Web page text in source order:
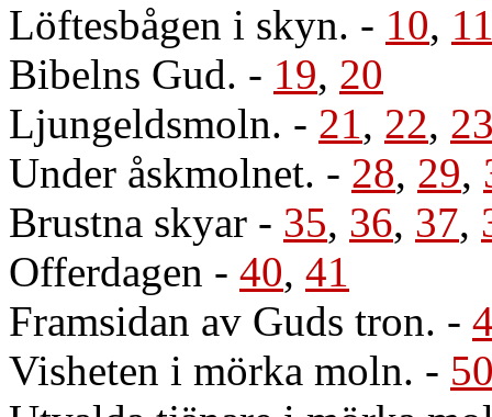
Löftesbågen i skyn. - 10,
Bibelns Gud. - 19, 20
Ljungeldsmoln. - 21, 22,
Under åskmolnet. - 28, 29,
Brustna skyar - 35, 36, 37,
Offerdagen - 40, 41
Framsidan av Guds tron. -
Visheten i mörka moln. -